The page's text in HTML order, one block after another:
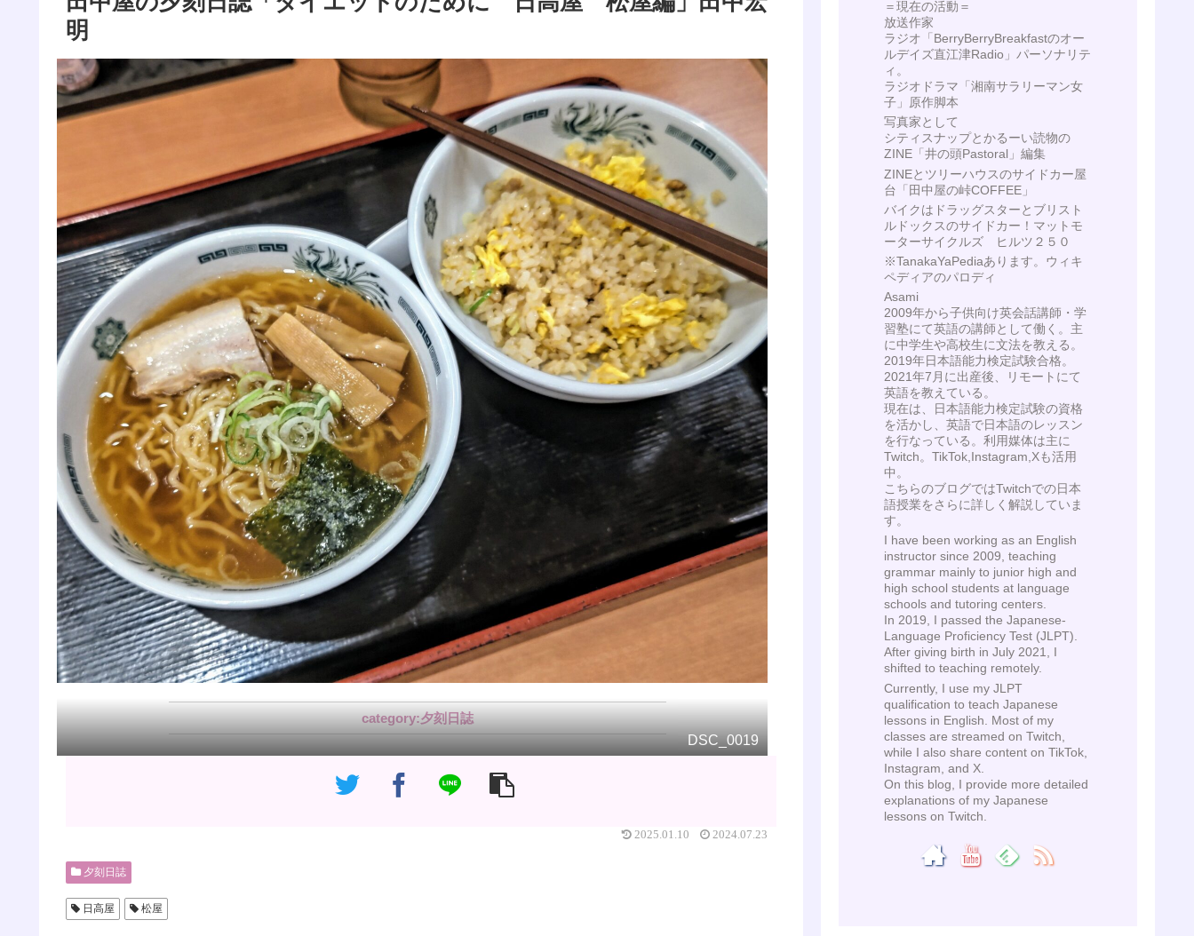
明
夕刻日誌
DSC_0019
2025.01.10 2024.07.23
夕刻日誌
日高屋 松屋
＝現在の活動＝
放送作家
ラジオ「BerryBerryBreakfastのオー
ルデイズ直江津Radio」パーソナリテ
ィ。
ラジオドラマ「湘南サラリーマン女
子」原作脚本
写真家として
シティスナップとかるーい読物の
ZINE「井の頭Pastoral」編集
ZINEとツリーハウスのサイドカー屋
台「田中屋の峠COFFEE」
バイクはドラッグスターとブリスト
ルドックスのサイドカー！マットモ
ーターサイクルズ ヒルツ２５０
※TanakaYaPediaあります。ウィキ
ペディアのパロディ
Asami
2009年から子供向け英会話講師・学
習塾にて英語の講師として働く。主
に中学生や高校生に文法を教える。
2019年日本語能力検定試験合格。
2021年7月に出産後、リモートにて
英語を教えている。
現在は、日本語能力検定試験の資格
を活かし、英語で日本語のレッスン
を行なっている。利用媒体は主に
Twitch。TikTok,Instagram,Xも活用
中。
こちらのブログではTwitchでの日本
語授業をさらに詳しく解説していま
す。
I have been working as an English
instructor since 2009, teaching
grammar mainly to junior high and
high school students at language
schools and tutoring centers.
In 2019, I passed the Japanese-
Language Proficiency Test (JLPT).
After giving birth in July 2021, I
shifted to teaching remotely.
Currently, I use my JLPT
qualification to teach Japanese
lessons in English. Most of my
classes are streamed on Twitch,
while I also share content on TikTok,
Instagram, and X.
On this blog, I provide more detailed
explanations of my Japanese
lessons on Twitch.